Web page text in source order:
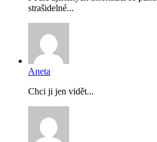
strašidelné...
Aneta
Chci ji jen vidět...